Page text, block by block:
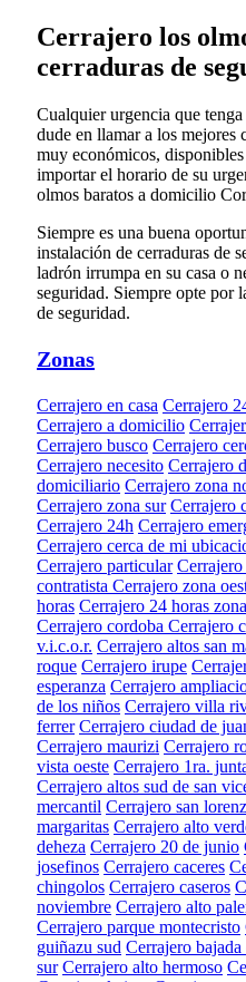
Cerrajero los
cerraduras de
Cualquier urgencia que
dude en llamar a los mejores
muy económicos,
importar el horario de su
olmos baratos a domicilio
Siempre es una buena
instalación de cerraduras de
ladrón irrumpa en su casa o
seguridad. Siempre opte por
de seguridad.
Zonas
Cerrajero en casa Cerrajero
Cerrajero a domicilio
Cerrajero busco Cerrajero
Cerrajero necesito Cerrajero
domiciliario Cerrajero zona
Cerrajero zona sur Cerrajero
Cerrajero 24h Cerrajero
Cerrajero cerca de mi
Cerrajero particular
contratista Cerrajero zona
horas Cerrajero 24 horas
Cerrajero cordoba Cerrajero
v.i.c.o.r. Cerrajero altos san
roque Cerrajero irupe
esperanza Cerrajero
de los niños Cerrajero villa
ferrer Cerrajero ciudad de
Cerrajero maurizi Cerrajero
vista oeste Cerrajero 1ra.
Cerrajero altos sud de san
mercantil Cerrajero san
margaritas Cerrajero alto
deheza Cerrajero 20 de junio
josefinos Cerrajero caceres
chingolos Cerrajero caseros
noviembre Cerrajero alto
Cerrajero parque montecristo
guiñazu sud Cerrajero bajada
sur Cerrajero alto hermoso